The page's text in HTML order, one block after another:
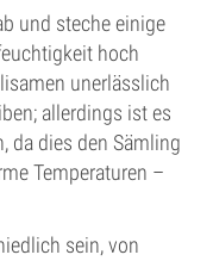
und steche einige
hoch
unerlässlich
allerdings ist es
da dies den Sämling
Temperaturen –
sein, von